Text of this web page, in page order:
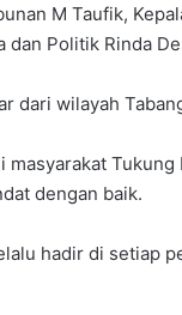
M Taufik,
dan Politik Rinda
dari wilayah
masyarakat
dengan baik.
hadir di setiap